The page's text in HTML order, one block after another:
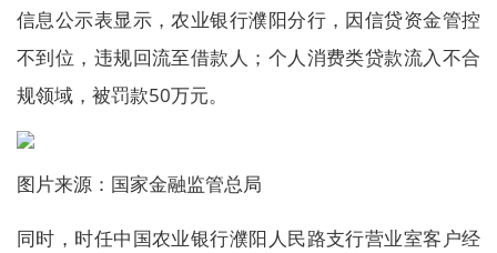
信息公示表显示，农业银行濮阳分行，因信贷资金管控
不到位，违规回流至借款人；个人消费类贷款流入不合
规领域，被罚款50万元。
图片来源：国家金融监管总局
同时，时任中国农业银行濮阳人民路支行营业室客户经